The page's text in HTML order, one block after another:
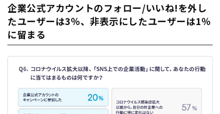
企業公式アカウントのフォロー/いいね!を外し
たユーザーは3％、非表示にしたユーザーは1％
に留まる